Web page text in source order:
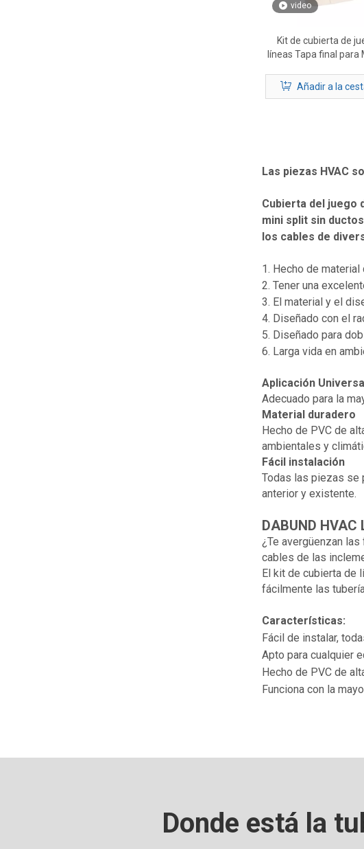
video
Kit de cubierta de
líneas Tapa final para
Añadir a la
Las piezas HVAC
Cubierta del juego
mini split sin
los cables de
1. Hecho de
2. Tener una
3. El material y el
4. Diseñado con el
5. Diseñado para
6. Larga vida en
Aplicación
Adecuado para la
Material duradero
Hecho de PVC de
ambientales y
Fácil instalación
Todas las piezas se
anterior y existente.
DABUND
¿Te avergüenzan
cables de las
El kit de cubierta de
fácilmente las
Características:
Fácil de instalar,
Apto para cualquier
Hecho de PVC de
Funciona con la
Donde está la